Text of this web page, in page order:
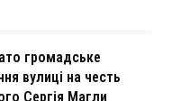
громадське
вулиці на честь
Сергія Магли